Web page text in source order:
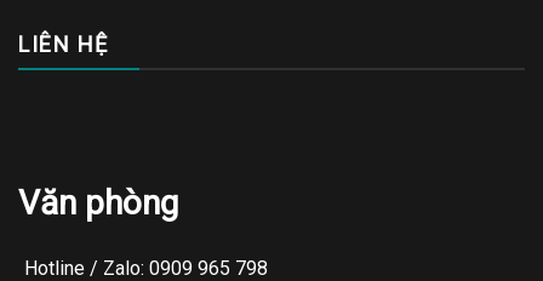
LIÊN HỆ
Văn phòng
Hotline / Zalo: 0909 965 798